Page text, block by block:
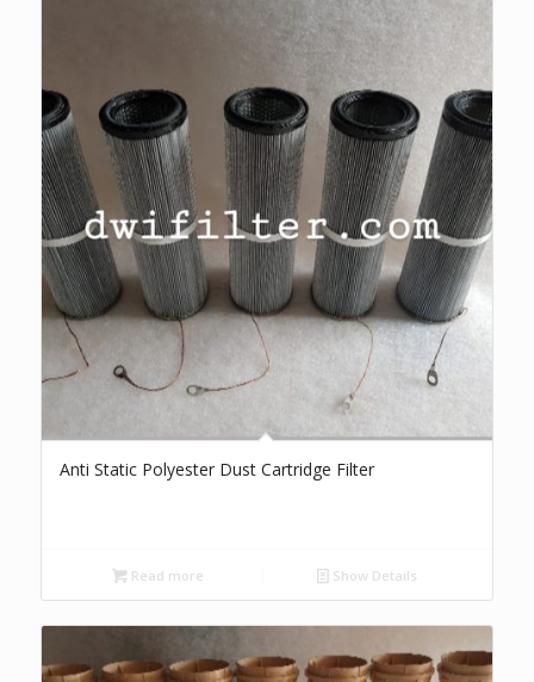
Anti Static Polyester Dust Cartridge Filter
Read more Show Details